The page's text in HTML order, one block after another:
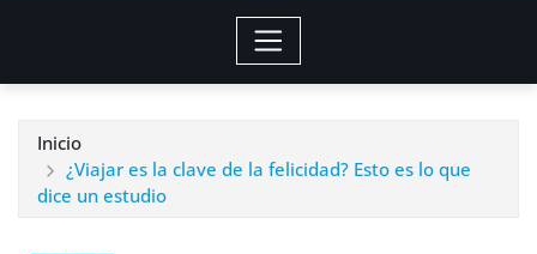
Inicio
¿Viajar es la clave de la felicidad? Esto es lo que
dice un estudio